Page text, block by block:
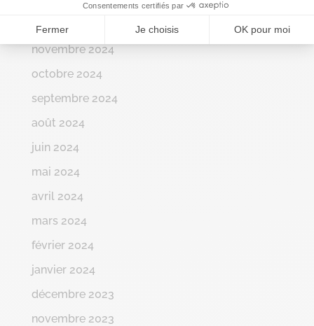
Consentements certifiés par
Fermer Je choisis OK pour moi
décembre 2024
novembre 2024
octobre 2024
septembre 2024
août 2024
juin 2024
mai 2024
avril 2024
mars 2024
février 2024
janvier 2024
décembre 2023
novembre 2023